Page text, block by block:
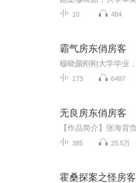
10 484
霸气房东俏房客
173 6487
无良房东俏房客
385 25.5万
霍桑探案之怪房客